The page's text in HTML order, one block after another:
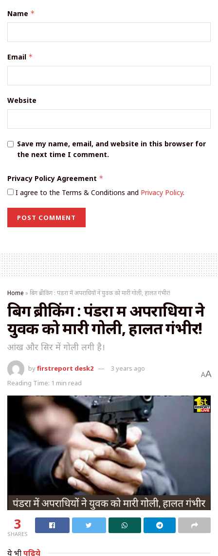
Name *
Email *
Website
Save my name, email, and website in this browser for
the next time I comment.
Privacy Policy Agreement *
I agree to the Terms & Conditions and Privacy Policy.
Home »बिग ब्रीकिंग : पंडरा में अपराधियों ने युवक को मारी गोली, हालत गंभीर!
बिग ब्रीकिंग : पंडरा में अपराधियों ने
युवक को मारी गोली, हालत गंभीर!
आंख और सिर में गोली लगी है।
byfirstreport desk2
3 years ago
Reading Time: 1 min read
AA
3
SHARES
ये भीपढ़िये